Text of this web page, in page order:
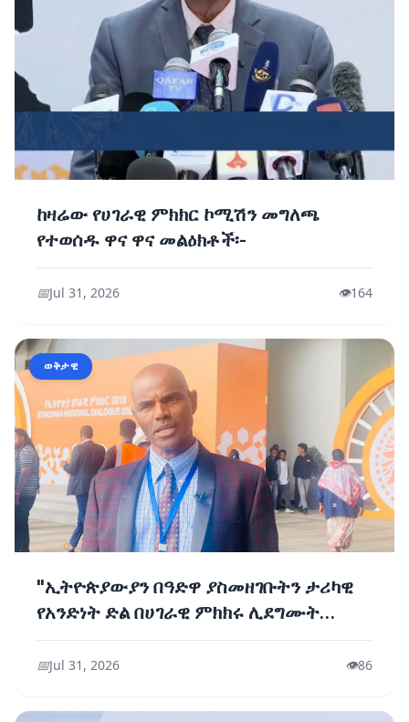
ከዛሬው የሀገራዊ ምክክር ኮሚሽን መግለጫ
የተወሰዱ ዋና ዋና መልዕክቶች፡-
📅Jul 31, 2026 👁️164
ወቅታዊ
"ኢትዮጵያውያን በዓድዋ ያስመዘገቡትን ታሪካዊ
የአንድነት ድል በሀገራዊ ምክክሩ ሊደግሙት
ይገባል"፦ ተመካካሪዎች
📅Jul 31, 2026 👁️86